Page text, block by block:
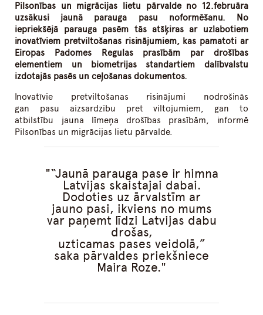
Pilsonības un migrācijas lietu pārvalde no 12.februāra
uzsākusi jaunā parauga pasu noformēšanu. No
iepriekšējā parauga pasēm tās atšķiras ar uzlabotiem
inovatīviem pretviltošanas risinājumiem, kas pamatoti ar
Eiropas Padomes Regulas prasībām par drošības
elementiem un biometrijas standartiem dalībvalstu
izdotajās pasēs un ceļošanas dokumentos.
Inovatīvie pretviltošanas risinājumi nodrošinās
gan pasu aizsardzību pret viltojumiem, gan to
atbilstību jauna līmeņa drošības prasībām, informē
Pilsonības un migrācijas lietu pārvalde.
“Jaunā parauga pase ir himna
Latvijas skaistajai dabai.
Dodoties uz ārvalstīm ar
jauno pasi, ikviens no mums
var paņemt līdzi Latvijas dabu
drošas,
uzticamas pases veidolā,”
saka pārvaldes priekšniece
Maira Roze.